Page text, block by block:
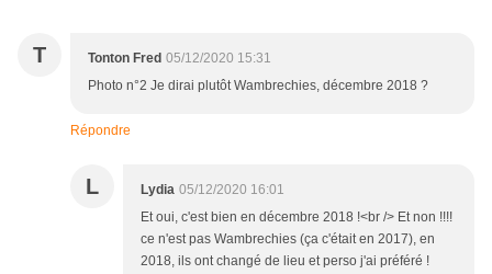
T Tonton Fred 05/12/2020 15:31
Photo n°2 Je dirai plutôt Wambrechies, décembre 2018 ?
Répondre
L Lydia 05/12/2020 16:01
Et oui, c'est bien en décembre 2018 !<br /> Et non !!!!
ce n'est pas Wambrechies (ça c'était en 2017), en
2018, ils ont changé de lieu et perso j'ai préféré !